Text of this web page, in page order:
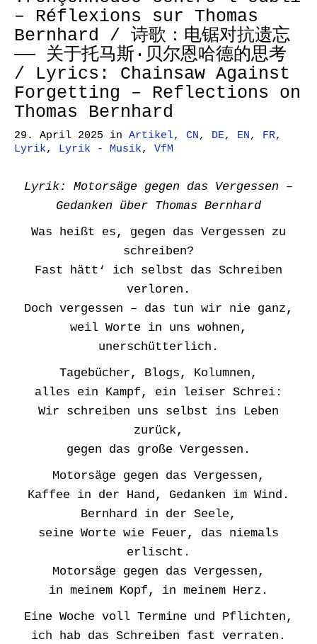
– Réflexions sur Thomas
Bernhard / 诗歌：电锯对抗遗忘
—— 关于托马斯·贝尔恩哈德的思考
/ Lyrics: Chainsaw Against
Forgetting – Reflections on
Thomas Bernhard
29. April 2025 in Artikel, CN, DE, EN, FR,
Lyrik, Lyrik - Musik, VfM
Lyrik: Motorsäge gegen das Vergessen –
Gedanken über Thomas Bernhard
Was heißt es, gegen das Vergessen zu
schreiben?
Fast hätt‘ ich selbst das Schreiben
verloren.
Doch vergessen – das tun wir nie ganz,
weil Worte in uns wohnen,
unerschütterlich.
Tagebücher, Blogs, Kolumnen,
alles ein Kampf, ein leiser Schrei:
Wir schreiben uns selbst ins Leben
zurück,
gegen das große Vergessen.
Motorsäge gegen das Vergessen,
Kaffee in der Hand, Gedanken im Wind.
Bernhard in der Seele,
seine Worte wie Feuer, das niemals
erlischt.
Motorsäge gegen das Vergessen,
in meinem Kopf, in meinem Herz.
Eine Woche voll Termine und Pflichten,
ich hab das Schreiben fast verraten.